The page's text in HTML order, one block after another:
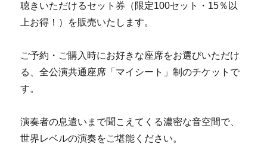
聴きいただけるセット券（限定100セット・15％以
上お得！）を販売いたします。
ご予約・ご購入時にお好きな座席をお選びいただけ
る、全公演共通座席「マイシート」制のチケットで
す。
演奏者の息遣いまで聞こえてくる濃密な音空間で、
世界レベルの演奏をご堪能ください。